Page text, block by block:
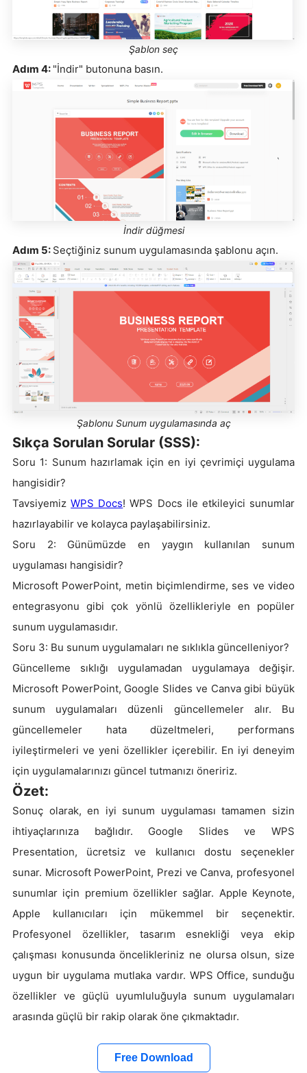
Şablon seç
Adım 4: "İndir" butonuna basın.
İndir düğmesi
Adım 5: Seçtiğiniz sunum uygulamasında şablonu açın.
Şablonu Sunum uygulamasında aç
Sıkça Sorulan Sorular (SSS):
Soru 1: Sunum hazırlamak için en iyi çevrimiçi uygulama
hangisidir?
TavsiyemizWPS Docs! WPS Docs ile etkileyici sunumlar
hazırlayabilir ve kolayca paylaşabilirsiniz.
Soru 2: Günümüzde en yaygın kullanılan sunum
uygulaması hangisidir?
Microsoft PowerPoint, metin biçimlendirme, ses ve video
entegrasyonu gibi çok yönlü özellikleriyle en popüler
sunum uygulamasıdır.
Soru 3: Bu sunum uygulamaları ne sıklıkla güncelleniyor?
Güncelleme sıklığı uygulamadan uygulamaya değişir.
Microsoft PowerPoint, Google Slides ve Canva gibi büyük
sunum uygulamaları düzenli güncellemeler alır. Bu
güncellemeler hata düzeltmeleri, performans
iyileştirmeleri ve yeni özellikler içerebilir. En iyi deneyim
için uygulamalarınızı güncel tutmanızı öneririz.
Özet:
Sonuç olarak, en iyi sunum uygulaması tamamen sizin
ihtiyaçlarınıza bağlıdır. Google Slides ve WPS
Presentation, ücretsiz ve kullanıcı dostu seçenekler
sunar. Microsoft PowerPoint, Prezi ve Canva, profesyonel
sunumlar için premium özellikler sağlar. Apple Keynote,
Apple kullanıcıları için mükemmel bir seçenektir.
Profesyonel özellikler, tasarım esnekliği veya ekip
çalışması konusunda öncelikleriniz ne olursa olsun, size
uygun bir uygulama mutlaka vardır. WPS Office, sunduğu
özellikler ve güçlü uyumluluğuyla sunum uygulamaları
arasında güçlü bir rakip olarak öne çıkmaktadır.
Free Download